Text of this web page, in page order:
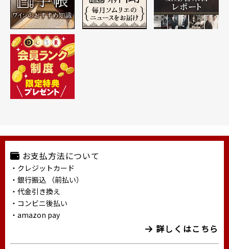
お支払方法について
・クレジットカード
・銀行振込 （前払い）
・代金引き換え
・コンビニ後払い
・amazon pay
詳しくはこちら